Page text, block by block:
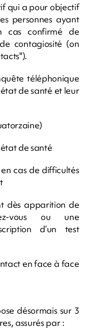
qui a pour objectif
personnes ayant
cas confirmé de
contagiosité (on
téléphonique
de santé et leur
de santé
cas de difficultés
apparition de
vous ou une
d’un test
en face à face
désormais sur 3
assurés par :